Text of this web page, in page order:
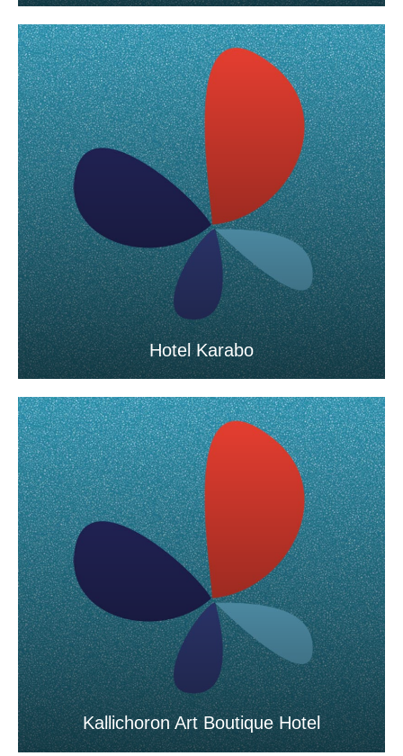
Hotel Karabo
Kallichoron Art Boutique Hotel